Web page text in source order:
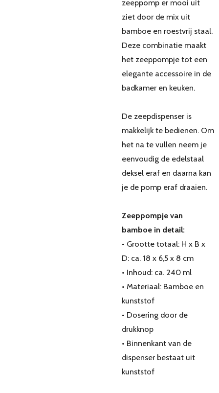
zeeppomp er mooi uit
ziet door de mix uit
bamboe en roestvrij staal.
Deze combinatie maakt
het zeeppompje tot een
elegante accessoire in de
badkamer en keuken.
De zeepdispenser is
makkelijk te bedienen. Om
het na te vullen neem je
eenvoudig de edelstaal
deksel eraf en daarna kan
je de pomp eraf draaien.
Zeeppompje van
bamboe in detail:
• Grootte totaal: H x B x
D: ca. 18 x 6,5 x 8 cm
• Inhoud: ca. 240 ml
• Materiaal: Bamboe en
kunststof
• Dosering door de
drukknop
• Binnenkant van de
dispenser bestaat uit
kunststof